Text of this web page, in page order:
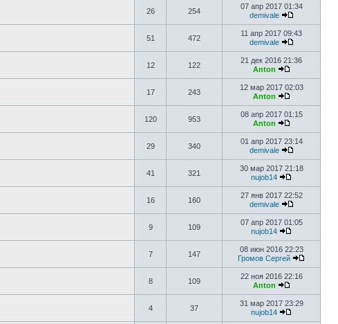
26 254
07 апр 2017 01:34
demivale
51 472
11 апр 2017 09:43
demivale
12 122
21 дек 2016 21:36
Anton
17 243
12 мар 2017 02:03
Anton
120 953
08 апр 2017 01:15
Anton
29 340
01 апр 2017 23:14
demivale
41 321
30 мар 2017 21:18
nujob14
16 160
27 янв 2017 22:52
demivale
9 109
07 апр 2017 01:05
nujob14
7 147
08 июн 2016 22:23
Громов Сергей
8 109
22 ноя 2016 22:16
Anton
4 37
31 мар 2017 23:29
nujob14